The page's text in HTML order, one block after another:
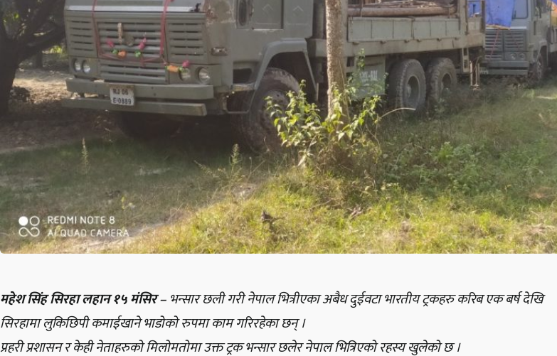
महेश सिंह सिरहा लहान १५ मंसिर –भन्सार छली गरी नेपाल भित्रीएका अबैध दुईवटा भारतीय ट्रकहरु करिब एक बर्ष देखि
सिरहामा लुकिछिपी कमाईखाने भाडोको रुपमा काम गरिरहेका छन् ।
प्रहरी प्रशासन र केही नेताहरुको मिलोमतोमा उक्त ट्रक भन्सार छलेर नेपाल भित्रिएको रहस्य खुलेको छ ।